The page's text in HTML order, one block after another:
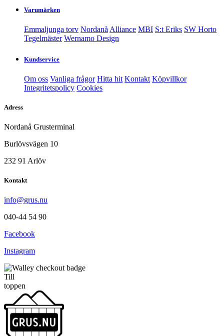
Varumärken
Emmaljunga torv Nordanå Alliance MBI S:t Eriks SW Horto
Tegelmäster Wernamo Design
Kundservice
Om oss Vanliga frågor Hitta hit Kontakt Köpvillkor
Integritetspolicy Cookies
Adress
Nordanå Grusterminal
Burlövsvägen 10
232 91 Arlöv
Kontakt
info@grus.nu
040-44 54 90
Facebook
Instagram
Till
toppen